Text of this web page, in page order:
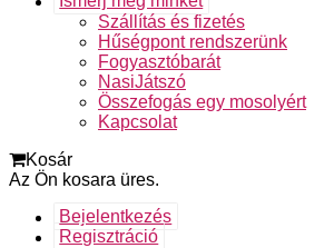
Szállítás és fizetés
Hűségpont rendszerünk
Fogyasztóbarát
NasiJátszó
Összefogás egy mosolyért
Kapcsolat
Kosár
Az Ön kosara üres.
Bejelentkezés
Regisztráció